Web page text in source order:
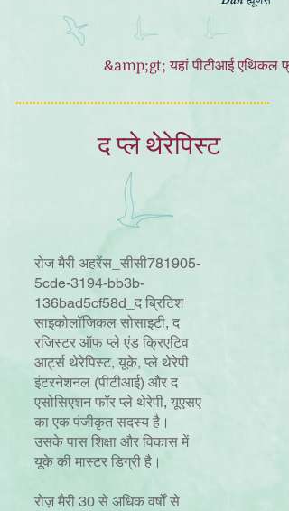
&amp;gt; यहां पीटीआई एथिकल
द प्ले थेरेपिस्ट
रोज मैरी अहरेंस_सीसी781905-
5cde-3194-bb3b-
136bad5cf58d_ द ब्रिटिश
साइकोलॉजिकल सोसाइटी, द
रजिस्टर ऑफ प्ले एंड क्रिएटिव
आर्ट्स थेरेपिस्ट, यूके, प्ले थेरेपी
इंटरनेशनल (पीटीआई) और द
एसोसिएशन फॉर प्ले थेरेपी, यूएसए
का एक पंजीकृत सदस्य है।
उसके पास शिक्षा और विकास में
यूके की मास्टर डिग्री है।
रोज़ मैरी 30 से अधिक वर्षों से